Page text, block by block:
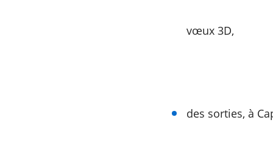
vœux 3D,
des sorties, à